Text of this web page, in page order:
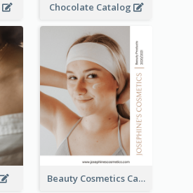
Chocolate Catalog
Beauty Cosmetics Catalog